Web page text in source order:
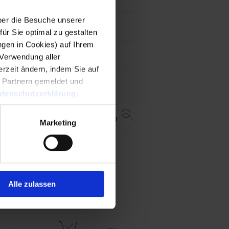
die Besuche unserer
Sie optimal zu gestalten
in Cookies) auf Ihrem
aller
ändern, indem Sie auf
gemeldet und
Marketing
Alle zulassen
abgewinkelt
5000 Steckzyklen
vollständige Tabelle 4833.1220
Bestandsabfrage
Distributor
- ...